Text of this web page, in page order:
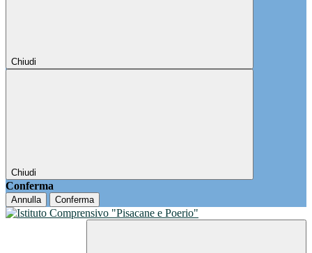
Chiudi
Chiudi
Conferma
Annulla Conferma